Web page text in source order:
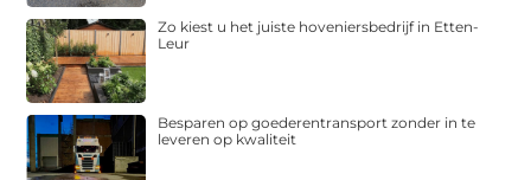
Zo kiest u het juiste hoveniersbedrijf in Etten-
Leur
Besparen op goederentransport zonder in te
leveren op kwaliteit